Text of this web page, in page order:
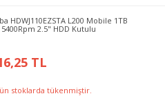
HDWJ110EZSTA L200 Mobile 1TB
5400Rpm 2.5" HDD Kutulu
TL
stoklarda tükenmiştir.